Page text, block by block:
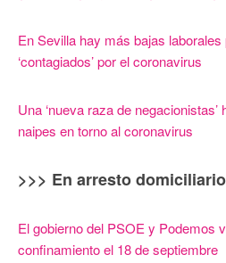
En Sevilla hay más bajas
‘contagiados’ por el coronavirus
Una ‘nueva raza de
naipes en torno al coronavirus
>>> En arresto domiciliario
El gobierno del PSOE y Podemos
confinamiento el 18 de septiembre